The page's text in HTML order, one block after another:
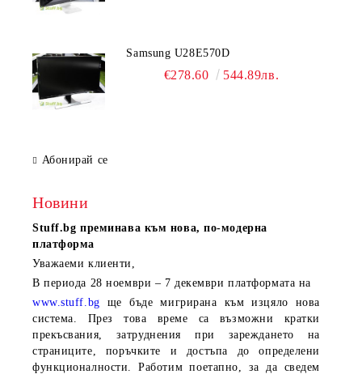
Samsung U28E570D
€278.60 544.89лв.
Абонирай се
Новини
Stuff.bg преминава към нова, по-модерна
платформа
Уважаеми клиенти,
В периода 28 ноември – 7 декември платформата на
www.stuff.bg ще бъде мигрирана към изцяло нова
система. През това време са възможни кратки
прекъсвания, затруднения при зареждането на
страниците, поръчките и достъпа до определени
функционалности. Работим поетапно, за да сведем